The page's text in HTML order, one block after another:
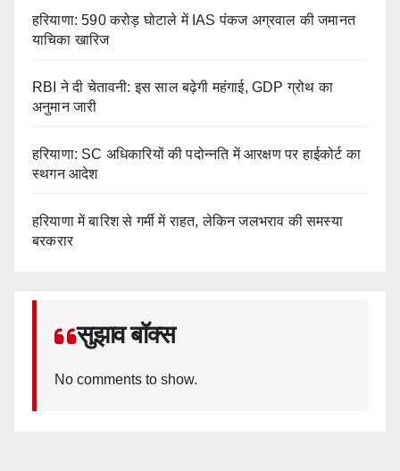
हरियाणा: 590 करोड़ घोटाले में IAS पंकज अग्रवाल की जमानत
याचिका खारिज
RBI ने दी चेतावनी: इस साल बढ़ेगी महंगाई, GDP ग्रोथ का
अनुमान जारी
हरियाणा: SC अधिकारियों की पदोन्नति में आरक्षण पर हाईकोर्ट का
स्थगन आदेश
हरियाणा में बारिश से गर्मी में राहत, लेकिन जलभराव की समस्या
बरकरार
सुझाव बॉक्स
No comments to show.